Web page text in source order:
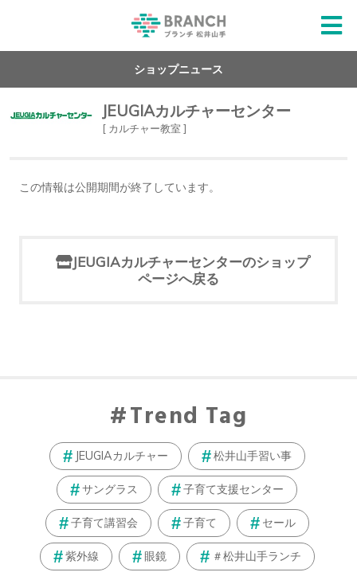
ショップニュース
JEUGIAカルチャーセンター
[ カルチャー教室 ]
この情報は公開期間が終了しています。
JEUGIAカルチャーセンターのショップ
ページへ戻る
Trend Tag
JEUGIAカルチャー 松井山手習い事
サングラス 子育て支援センター
子育て講習会 子育て セール
紫外線 眼鏡 ＃松井山手ランチ